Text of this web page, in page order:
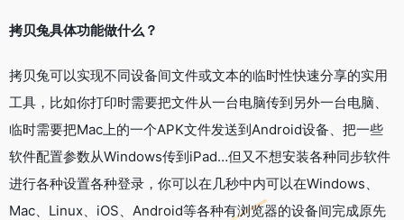
拷贝兔具体功能做什么？
拷贝兔可以实现不同设备间文件或文本的临时性快速分享的实用
工具，比如你打印时需要把文件从一台电脑传到另外一台电脑、
临时需要把Mac上的一个APK文件发送到Android设备、把一些
软件配置参数从Windows传到iPad…但又不想安装各种同步软件
进行各种设置各种登录，你可以在几秒中内可以在Windows、
Mac、Linux、iOS、Android等各种有浏览器的设备间完成原先